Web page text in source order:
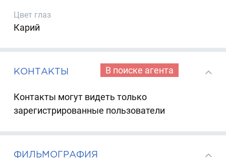
Цвет глаз
Карий
КОНТАКТЫ В поиске агента
Контакты могут видеть только
зарегистрированные пользователи
ФИЛЬМОГРАФИЯ